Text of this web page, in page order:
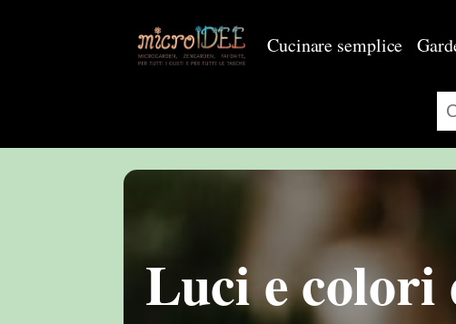
Cucinare semplice
Luci e colori